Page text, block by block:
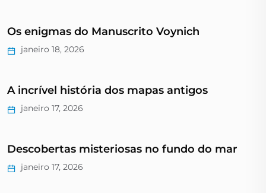
Os enigmas do Manuscrito Voynich
janeiro 18, 2026
A incrível história dos mapas antigos
janeiro 17, 2026
Descobertas misteriosas no fundo do mar
janeiro 17, 2026